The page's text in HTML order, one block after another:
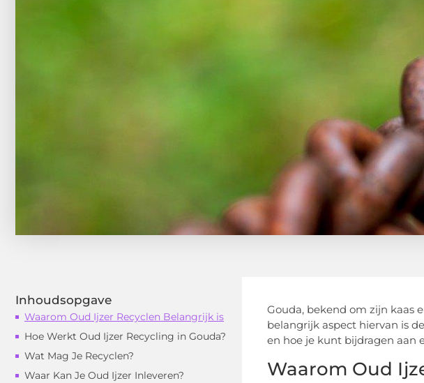
Inhoudsopgave
Waarom Oud Ijzer Recyclen Belangrijk is
Hoe Werkt Oud Ijzer Recycling in Gouda?
Wat Mag Je Recyclen?
Waar Kan Je Oud Ijzer Inleveren?
Gouda, bekend om zijn kaas
belangrijk aspect hiervan is
en hoe je kunt bijdragen aan
Waarom Oud